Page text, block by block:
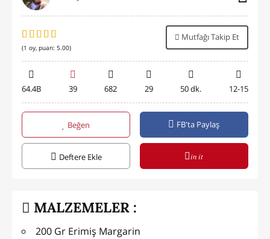
(1 oy, puan: 5.00)
Mutfağı Takip Et
64.4B 39 682 29 50 dk. 12-15
Beğen FB'ta Paylaş
Deftere Ekle in it
MALZEMELER :
200 Gr Erimiş Margarin